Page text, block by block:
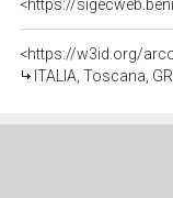
<https://
<https://w3id.org/
ITALIA, Toscana,